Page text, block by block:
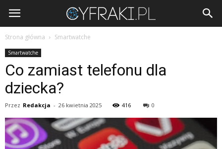
Cyfraki.pl
Strona główna Smartwatche
Smartwatche
Co zamiast telefonu dla
dziecka?
Przez Redakcja - 26 kwietnia 2025 416 0